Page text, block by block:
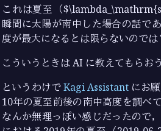
これは夏至（
瞬間に太陽が南中した場合の話で
度が最大になるとは限らないのでは
こういうときは AI に教えてもらお
というわけでKagi Assistant にお
10年の夏至前後の南中高度を調べ
なんか無理っぽい感じだったので